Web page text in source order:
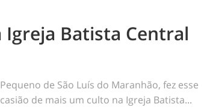
Igreja Batista Central
de São Luís do Maranhão, fez esse
de mais um culto na Igreja Batista...